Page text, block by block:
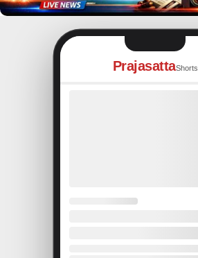
PrajasattaShorts